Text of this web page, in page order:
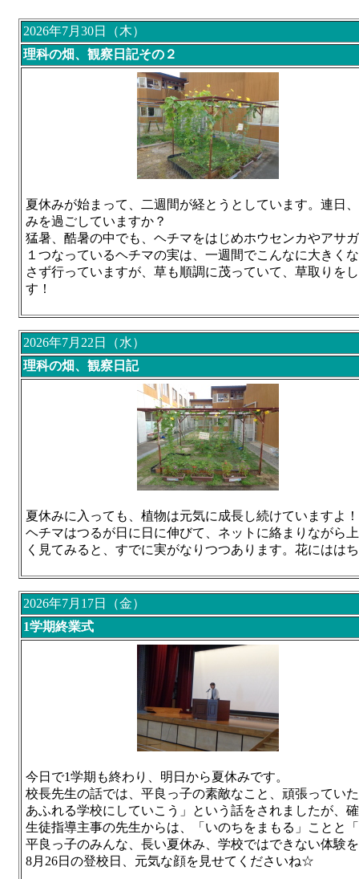
2026年7月30日（木）
理科の畑、観察日記その２
夏休みが始まって、二週間が経とうとしています。連日
みを過ごしていますか？
猛暑、酷暑の中でも、ヘチマをはじめホウセンカやアサ
１つなっているヘチマの実は、一週間でこんなに大きく
さず行っていますが、草も順調に茂っていて、草取りを
す！
2026年7月22日（水）
理科の畑、観察日記
夏休みに入っても、植物は元気に成長し続けていますよ！
ヘチマはつるが日に日に伸びて、ネットに絡まりながら
く見てみると、すでに実がなりつつあります。 花にはは
2026年7月17日（金）
1学期終業式
今日で1学期も終わり、明日から夏休みです。
校長先生の話では、平良っ子の素敵なこと、頑張ってい
あふれる学校にしていこう」という話をされましたが、
生徒指導主事の先生からは、「いのちをまもる」ことと
平良っ子のみんな、長い夏休み、学校ではできない体験
8月26日の登校日、元気な顔を見せてくださいね☆